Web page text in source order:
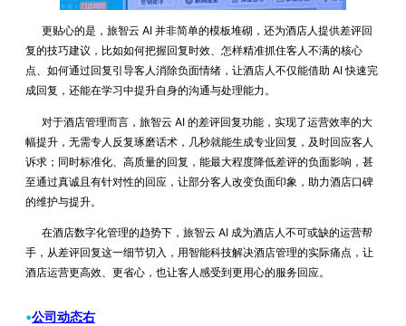
更贴心的是，旅智云 AI 并非简单的模板堆砌，还为酒店人提供差评回
复的技巧建议，比如如何把握回复时效、怎样精准抓住客人不满的核心
点、如何通过回复引导客人消除负面情绪，让酒店人不仅能借助 AI 快速完
成回复，还能在学习中提升自身的沟通与处理能力。
对于酒店管理而言，旅智云 AI 的差评回复功能，实现了运营效率的大
幅提升，无需专人反复琢磨话术，几秒就能生成专业回复，及时回应客人
诉求；同时标准化、高质量的回复，能最大程度降低差评的负面影响，甚
至通过真诚且有针对性的回应，让部分客人改变负面印象，助力酒店口碑
的维护与提升。
在酒店数字化管理的趋势下，旅智云 AI 成为酒店人不可或缺的运营帮
手，从差评回复这一细节切入，用智能科技解决酒店管理的实际痛点，让
酒店运营更高效、更省心，也让客人感受到更用心的服务回应。
•公司动态右